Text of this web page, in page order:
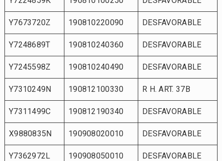
Y7673720Z 190810220090 DESFAVORABLE
Y7248689T 190810240360 DESFAVORABLE
Y7245598Z 190810240490 DESFAVORABLE
Y7310249N 190812100330 R H. ART. 37B
Y7311499C 190812190340 DESFAVORABLE
X9880835N 190908020010 DESFAVORABLE
Y7362972L 190908050010 DESFAVORABLE